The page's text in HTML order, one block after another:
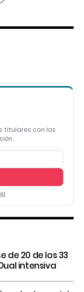
titulares con las
de 20 de los 33
intensiva